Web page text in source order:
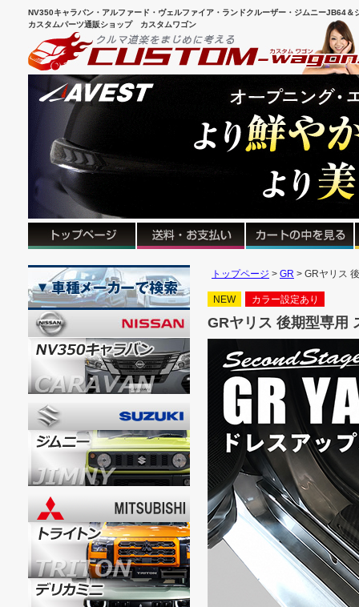
NV350キャラバン・アルファード・ヴェルファイア・ランドクルーザー・ジムニーJB64
カスタムパーツ通販ショップ カスタムワゴン
トップページ GR GRヤリス
NEW カラー設定あり
GRヤリス 後期型専用